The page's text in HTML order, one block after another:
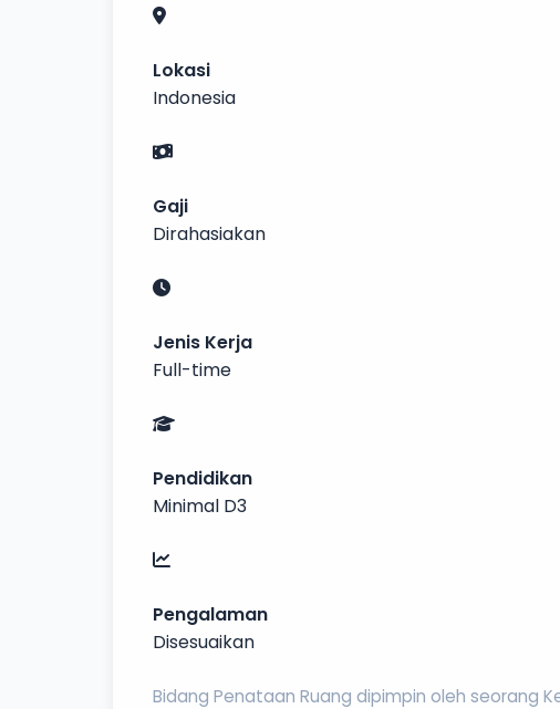
Lokasi
Indonesia
Gaji
Dirahasiakan
Jenis Kerja
Full-time
Pendidikan
Minimal D3
Pengalaman
Disesuaikan
Bidang Penataan Ruang dipimpin oleh seorang